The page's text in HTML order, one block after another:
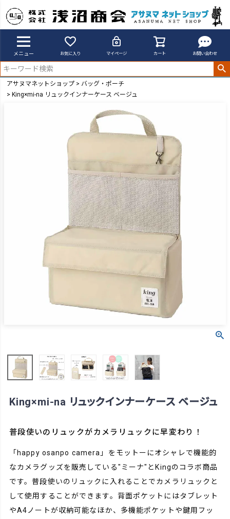
メニュー お気に入り マイページ カート お問い合わせ
アサヌマネットショップ
バッグ・ポーチ
King×mi-na リュックインナーケース ベージュ
King×mi-na リュックインナーケース ベージュ
普段使いのリュックがカメラリュックに早変わり！
「happy osanpo camera」をモットーにオシャレで機能的
なカメラグッズを販売している"ミーナ"とKingのコラボ商品
です。普段使いのリュックに入れることでカメラリュックと
して使用することができます。背面ポケットにはタブレット
やA4ノートが収納可能なほか、多機能ポケットや鍵用フッ